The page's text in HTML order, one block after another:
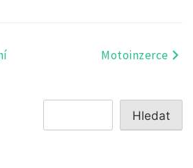
Motoinzerce
Hledat